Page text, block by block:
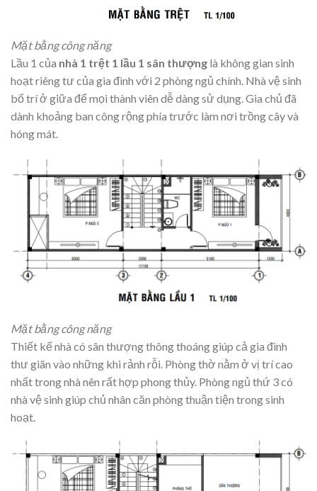
Mặt bằng công năng
Lầu 1 của nhà 1 trệt 1 lầu 1 sân thượng là không gian sinh
hoạt riêng tư của gia đình với 2 phòng ngủ chính. Nhà vệ sinh
bố trí ở giữa để mọi thành viên dễ dàng sử dụng. Gia chủ đã
dành khoảng ban công rộng phía trước làm nơi trồng cây và
hóng mát.
Mặt bằng công năng
Thiết kế nhà có sân thượng thông thoáng giúp cả gia đình
thư giãn vào những khi rảnh rỗi. Phòng thờ nằm ở vị trí cao
nhất trong nhà nên rất hợp phong thủy. Phòng ngủ thứ 3 có
nhà vệ sinh giúp chủ nhân căn phòng thuận tiện trong sinh
hoạt.